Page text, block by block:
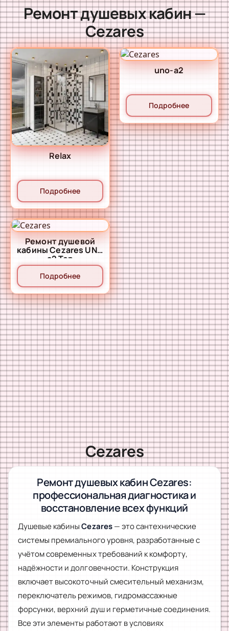
Ремонт душевых кабин —
Cezares
Relax
Подробнее
uno-a2
Подробнее
Ремонт душевой
кабины Cezares UNO
a2 Top
Подробнее
Cezares
Ремонт душевых кабин Cezares:
профессиональная диагностика и
восстановление всех функций
Душевые кабиныCezares— это сантехнические
системы премиального уровня, разработанные с
учётом современных требований к комфорту,
надёжности и долговечности. Конструкция
включает высокоточный смесительный механизм,
переключатель режимов, гидромассажные
форсунки, верхний душ и герметичные соединения.
Все эти элементы работают в условиях